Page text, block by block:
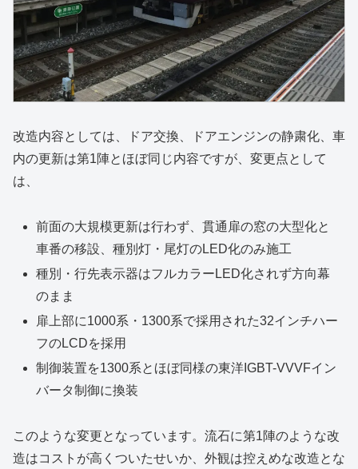
改造内容としては、ドア交換、ドアエンジンの静粛化、車
内の更新は第1陣とほぼ同じ内容ですが、変更点として
は、
前面の大規模更新は行わず、貫通扉の窓の大型化と
車番の移設、種別灯・尾灯のLED化のみ施工
種別・行先表示器はフルカラーLED化されず方向幕
のまま
扉上部に1000系・1300系で採用された32インチハー
フのLCDを採用
制御装置を1300系とほぼ同様の東洋IGBT-VVVFイン
バータ制御に換装
このような変更となっています。流石に第1陣のような改
造はコストが高くついたせいか、外観は控えめな改造とな